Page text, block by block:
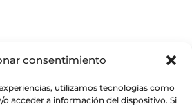
consentimiento
utilizamos tecnologías como
o acceder a información del dispositivo. Si
de Venta